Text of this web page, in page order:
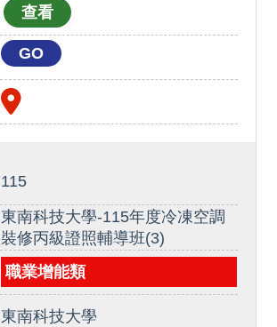
GO
115
東南科技大學-115年度冷凍空調
裝修丙級證照輔導班(3)
職業增能類
東南科技大學